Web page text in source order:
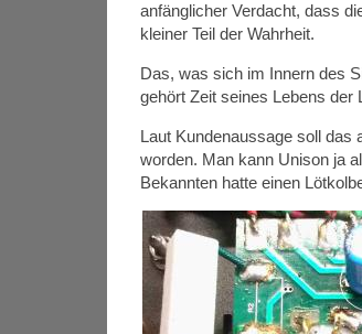
anfänglicher Verdacht, dass
kleiner Teil der Wahrheit.
Das, was sich im Innern des
gehört Zeit seines Lebens der
Laut Kundenaussage soll das
worden. Man kann Unison ja
Bekannten hatte einen